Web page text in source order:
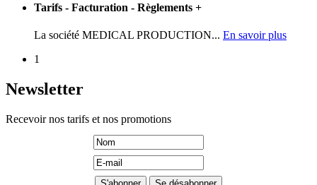
Tarifs - Facturation - Règlements +
La société MEDICAL PRODUCTION... En savoir plus
1
Newsletter
Recevoir nos tarifs et nos promotions